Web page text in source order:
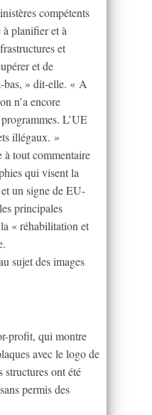
compétents
à planifier et à
et
et de
bas, » dit-elle. « A
n’a encore
L’UE
illégaux. »
à tout commentaire
qui visent la
un signe de EU-
principales
« réhabilitation et
sujet des images
profit, qui montre
avec le logo de
ont été
permis des